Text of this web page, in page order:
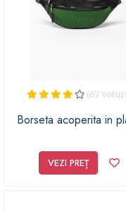
(67
Borseta acoperita in
VEZI PREȚ